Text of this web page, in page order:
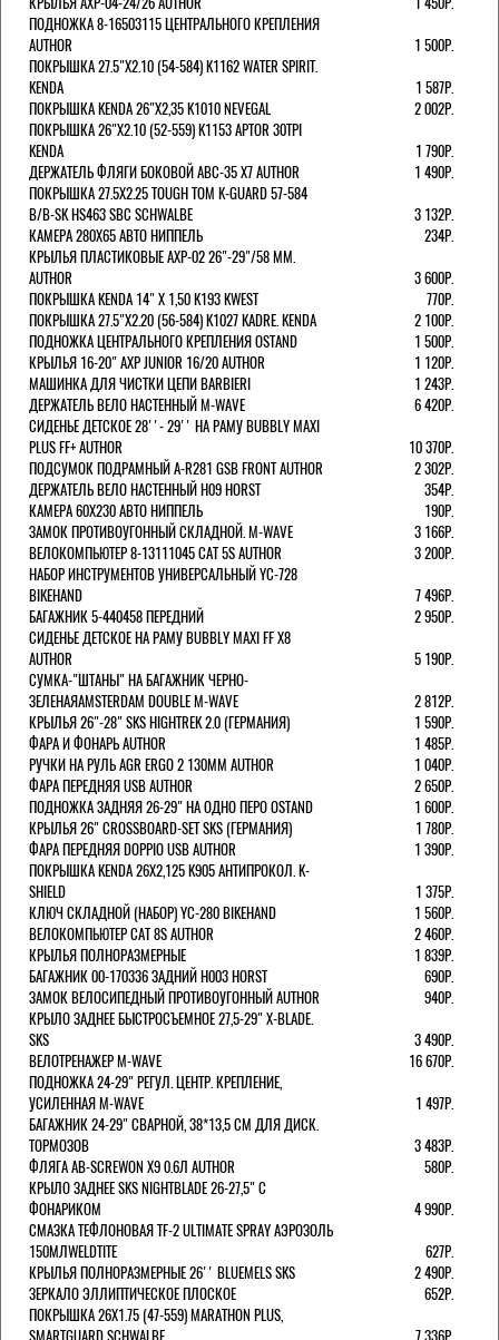
ПОДНОЖКА 8-16503115 ЦЕНТРАЛЬНОГО КРЕПЛЕНИЯ
AUTHOR
1 500Р.
ПОКРЫШКА 27.5"Х2.10 (54-584) K1162 WATER SPIRIT.
KENDA
1 587Р.
ПОКРЫШКА KENDA 26"Х2,35 K1010 NEVEGAL
2 002Р.
ПОКРЫШКА 26"Х2.10 (52-559) K1153 APTOR 30TPI
KENDA
1 790Р.
ДЕРЖАТЕЛЬ ФЛЯГИ БОКОВОЙ ABC-35 X7 AUTHOR
1 490Р.
ПОКРЫШКА 27.5X2.25 TOUGH TOM K-GUARD 57-584
B/B-SK HS463 SBC SCHWALBE
3 132Р.
КАМЕРА 280Х65 АВТО НИППЕЛЬ
234Р.
КРЫЛЬЯ ПЛАСТИКОВЫЕ AXP-02 26"-29"/58 ММ.
AUTHOR
3 600Р.
ПОКРЫШКА KENDA 14" Х 1,50 K193 KWEST
770Р.
ПОКРЫШКА 27.5"Х2.20 (56-584) K1027 KADRE. KENDA
2 100Р.
ПОДНОЖКА ЦЕНТРАЛЬНОГО КРЕПЛЕНИЯ OSTAND
1 500Р.
КРЫЛЬЯ 16-20" AXP JUNIOR 16/20 AUTHOR
1 120Р.
МАШИНКА ДЛЯ ЧИСТКИ ЦЕПИ BARBIERI
1 243Р.
ДЕРЖАТЕЛЬ ВЕЛО НАСТЕННЫЙ M-WAVE
6 420Р.
СИДЕНЬЕ ДЕТСКОЕ 28''- 29'' НА РАМУ BUBBLY MAXI
PLUS FF+ AUTHOR
10 370Р.
ПОДСУМОК ПОДРАМНЫЙ A-R281 GSB FRONT AUTHOR
2 302Р.
ДЕРЖАТЕЛЬ ВЕЛО НАСТЕННЫЙ H09 HORST
354Р.
КАМЕРА 60X230 АВТО НИППЕЛЬ
190Р.
ЗАМОК ПРОТИВОУГОННЫЙ СКЛАДНОЙ. M-WAVE
3 166Р.
ВЕЛОКОМПЬЮТЕР 8-13111045 CAT 5S AUTHOR
3 200Р.
НАБОР ИНСТРУМЕНТОВ УНИВЕРСАЛЬНЫЙ YC-728
BIKEHAND
7 496Р.
БАГАЖНИК 5-440458 ПЕРЕДНИЙ
2 950Р.
СИДЕНЬЕ ДЕТСКОЕ НА РАМУ BUBBLY MAXI FF X8
AUTHOR
5 190Р.
СУМКА-"ШТАНЫ" НА БАГАЖНИК ЧЕРНО-
ЗЕЛЕНАЯAMSTERDAM DOUBLE M-WAVE
2 812Р.
КРЫЛЬЯ 26"-28" SKS HIGHTREK 2.0 (ГЕРМАНИЯ)
1 590Р.
ФАРА И ФОНАРЬ AUTHOR
1 485Р.
РУЧКИ НА РУЛЬ AGR ERGO 2 130ММ AUTHOR
1 040Р.
ФАРА ПЕРЕДНЯЯ USB AUTHOR
2 650Р.
ПОДНОЖКА ЗАДНЯЯ 26-29" НА ОДНО ПЕРО OSTAND
1 600Р.
КРЫЛЬЯ 26" CROSSBOARD-SET SKS (ГЕРМАНИЯ)
1 780Р.
ФАРА ПЕРЕДНЯЯ DOPPIO USB AUTHOR
1 390Р.
ПОКРЫШКА KENDA 26Х2,125 K905 АНТИПРОКОЛ. K-
SHIELD
1 375Р.
КЛЮЧ СКЛАДНОЙ (НАБОР) YC-280 BIKEHAND
1 560Р.
ВЕЛОКОМПЬЮТЕР CAT 8S AUTHOR
2 460Р.
КРЫЛЬЯ ПОЛНОРАЗМЕРНЫЕ
1 839Р.
БАГАЖНИК 00-170336 ЗАДНИЙ H003 HORST
690Р.
ЗАМОК ВЕЛОСИПЕДНЫЙ ПРОТИВОУГОННЫЙ AUTHOR
940Р.
КРЫЛО ЗАДНЕЕ БЫСТРОСЪЕМНОЕ 27,5-29" X-BLADE.
SKS
3 490Р.
ВЕЛОТРЕНАЖЕР M-WAVE
16 670Р.
ПОДНОЖКА 24-29" РЕГУЛ. ЦЕНТР. КРЕПЛЕНИЕ,
УСИЛЕННАЯ M-WAVE
1 497Р.
БАГАЖНИК 24-29" СВАРНОЙ, 38*13,5 СМ ДЛЯ ДИСК.
ТОРМОЗОВ
3 483Р.
ФЛЯГА AB-SCREWON X9 0.6Л AUTHOR
580Р.
КРЫЛО ЗАДНЕЕ SKS NIGHTBLADE 26-27,5" С
ФОНАРИКОМ
4 990Р.
СМАЗКА ТЕФЛОНОВАЯ TF-2 ULTIMATE SPRAY АЭРОЗОЛЬ
150МЛWELDTITE
627Р.
КРЫЛЬЯ ПОЛНОРАЗМЕРНЫЕ 26'' BLUEMELS SKS
2 490Р.
ЗЕРКАЛО ЭЛЛИПТИЧЕСКОЕ ПЛОСКОЕ
652Р.
ПОКРЫШКА 26X1.75 (47-559) MARATHON PLUS,
SMARTGUARD SCHWALBE
7 336Р.